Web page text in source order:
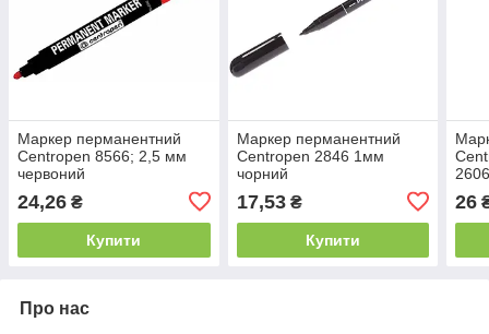
Маркер перманентний
Centropen 8566; 2,5 мм
червоний
24,26 ₴
Купити
Маркер перманентний
Centropen 2846 1мм
чорний
17,53₴
Купити
26
Про нас